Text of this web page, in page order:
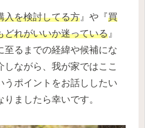
入を検討してる方 』や『買
どれがいいか迷っている 』
至るまでの経緯や候補にな
しながら、我が家ではここ
うポイントをお話ししたい
ましたら幸いです。